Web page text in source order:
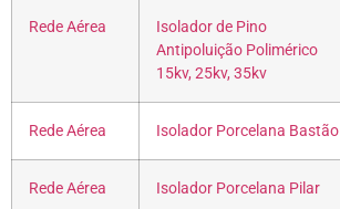
Rede Aérea
Isolador de Pino
Antipoluição Polimérico
15kv, 25kv, 35kv
Rede Aérea Isolador Porcelana Bastão
Rede Aérea Isolador Porcelana Pilar